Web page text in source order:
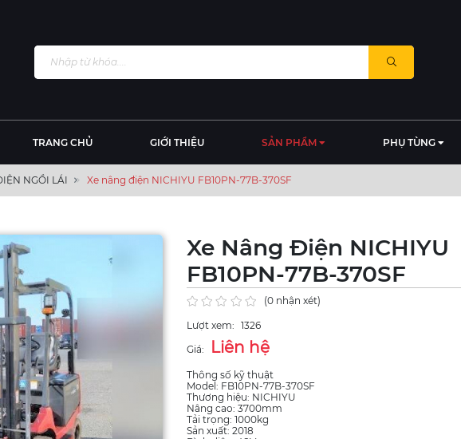
TRANG CHỦ GIỚI THIỆU SẢN PHẨM PHỤ TÙNG
NGỒI LÁI Xe nâng điện NICHIYU FB10PN-77B-370SF
Xe Nâng Điện NICHIYU
FB10PN-77B-370SF
(0 nhận xét)
Lượt xem: 1326
Giá:
Liên hệ
Thông số kỹ thuật
Model: FB10PN-77B-370SF
Thương hiệu: NICHIYU
Nâng cao: 3700mm
Tải trọng: 1000kg
Sản xuất: 2018